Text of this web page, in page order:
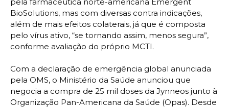
BioSolutions, mas com diversas contra indicações,
além de mais efeitos colaterais, já que é composta
pelo vírus ativo, “se tornando assim, menos segura”,
conforme avaliação do próprio MCTI.
Com a declaração de emergência global anunciada
pela OMS, o Ministério da Saúde anunciou que
negocia a compra de 25 mil doses da Jynneos junto à
Organização Pan-Americana da Saúde (Opas). Desde